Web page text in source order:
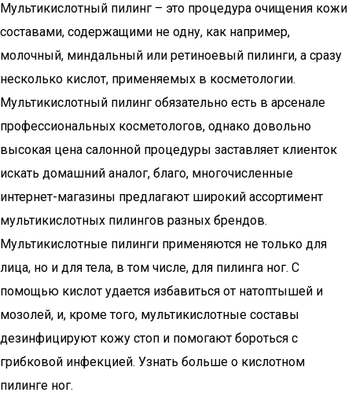
Мультикислотный пилинг – это процедура очищения кожи
составами, содержащими не одну, как например,
молочный, миндальный или ретиноевый пилинги, а сразу
несколько кислот, применяемых в косметологии.
Мультикислотный пилинг обязательно есть в арсенале
профессиональных косметологов, однако довольно
высокая цена салонной процедуры заставляет клиенток
искать домашний аналог, благо, многочисленные
интернет-магазины предлагают широкий ассортимент
мультикислотных пилингов разных брендов.
Мультикислотные пилинги применяются не только для
лица, но и для тела, в том числе, для пилинга ног. С
помощью кислот удается избавиться от натоптышей и
мозолей, и, кроме того, мультикислотные составы
дезинфицируют кожу стоп и помогают бороться с
грибковой инфекцией. Узнать больше о кислотном
пилинге ног.